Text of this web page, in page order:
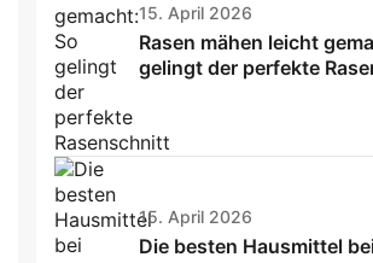
15. April 2026
Rasen mähen leicht
gelingt der perfekte
15. April 2026
Die besten Hausmittel